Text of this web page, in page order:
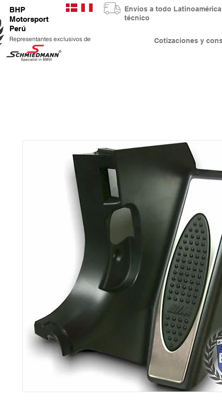
BHP
Motorsport
Perú
Representantes exclusivos de Cotizaciones y
Envios a todo
técnico